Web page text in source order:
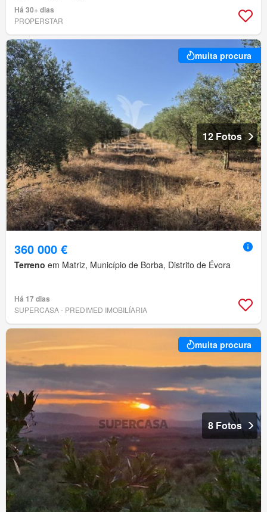
Há 30+ dias
PROPERSTAR
muita procura
12 Fotos
360 000 €
Terreno em Matriz, Município de Borba, Distrito de Évora
Há 17 dias
SUPERCASA - PREDIMED IMOBILÍARIA
muita procura
8 Fotos